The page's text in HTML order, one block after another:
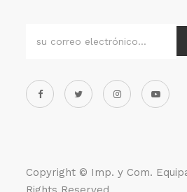
Copyright © Imp. y Com.